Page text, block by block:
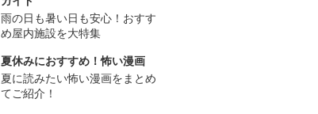
雨の日も暑い日も安心！おすす
め屋内施設を大特集
夏休みにおすすめ！怖い漫画
夏に読みたい怖い漫画をまとめ
てご紹介！